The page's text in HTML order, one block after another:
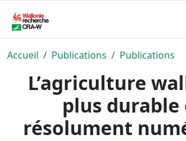
Accueil Publications Publications
L’agriculture
plus durable
résolument